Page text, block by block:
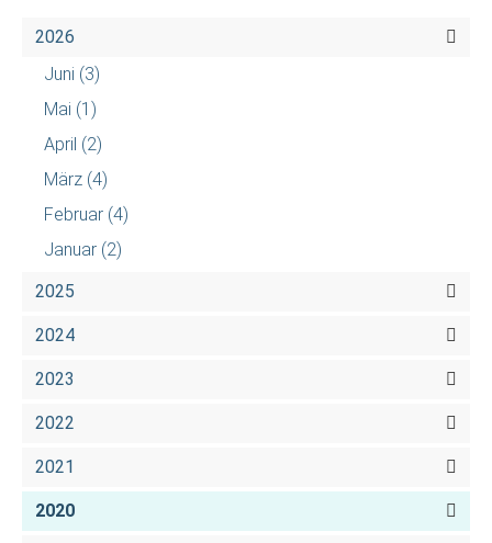
2026
Juni (3)
Mai (1)
April (2)
März (4)
Februar (4)
Januar (2)
2025
2024
2023
2022
2021
2020